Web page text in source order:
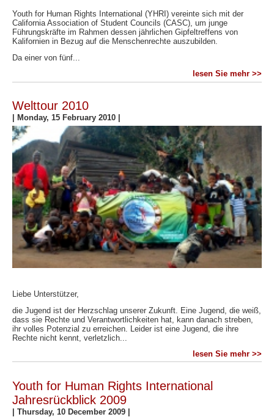
Youth for Human Rights International (YHRI) vereinte sich mit der
California Association of Student Councils (CASC), um junge
Führungskräfte im Rahmen dessen jährlichen Gipfeltreffens von
Kalifornien in Bezug auf die Menschenrechte auszubilden.
Da einer von fünf...
lesen Sie mehr >>
Welttour 2010
Monday, 15 February 2010
Liebe Unterstützer,
die Jugend ist der Herzschlag unserer Zukunft. Eine Jugend, die weiß,
dass sie Rechte und Verantwortlichkeiten hat, kann danach streben,
ihr volles Potenzial zu erreichen. Leider ist eine Jugend, die ihre
Rechte nicht kennt, verletzlich...
lesen Sie mehr >>
Youth for Human Rights International
Jahresrückblick 2009
| Thursday, 10 December 2009 |